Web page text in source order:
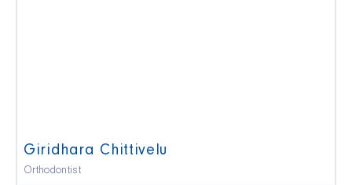
Giridhara Chittivelu
Orthodontist